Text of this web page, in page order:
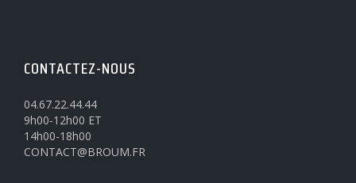
CONTACTEZ-NOUS
04.67.22.44.44
9h00-12h00 ET
14h00-18h00
CONTACT@BROUM.FR